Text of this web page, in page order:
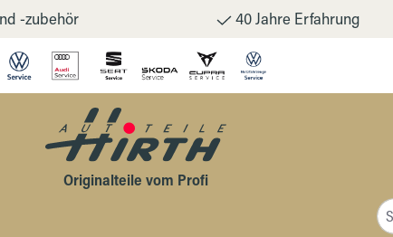
-zubehör 40 Jahre Erfahrung
Originalteile vom Profi